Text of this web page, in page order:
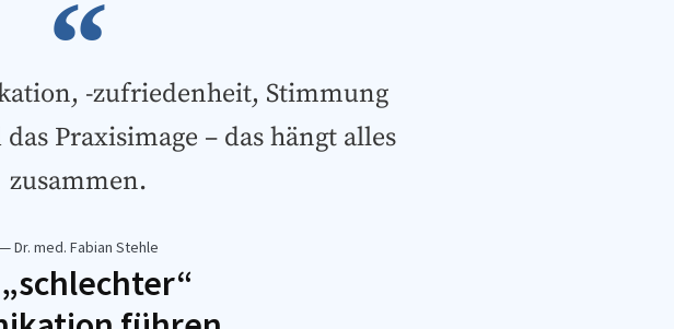
-zufriedenheit, Stimmung
Praxisimage – das hängt alles
zusammen.
— Dr. med. Fabian Stehle